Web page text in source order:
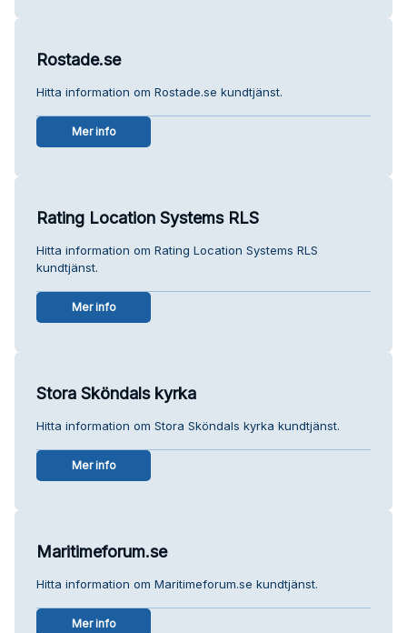
Rostade.se
Hitta information om Rostade.se kundtjänst.
Mer info
Rating Location Systems RLS
Hitta information om Rating Location Systems RLS
kundtjänst.
Mer info
Stora Sköndals kyrka
Hitta information om Stora Sköndals kyrka kundtjänst.
Mer info
Maritimeforum.se
Hitta information om Maritimeforum.se kundtjänst.
Mer info